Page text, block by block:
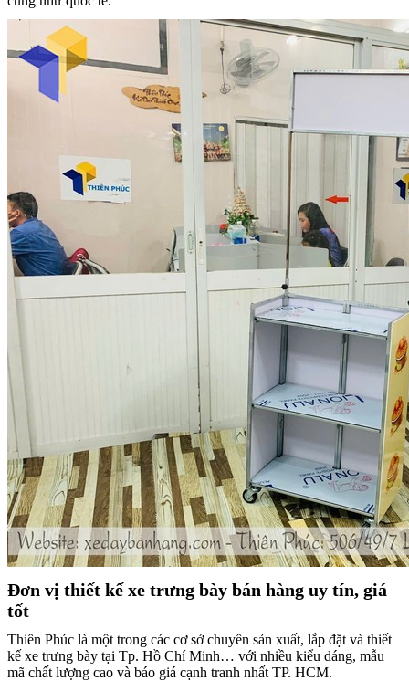
Đơn vị thiết kế xe trưng bày bán hàng uy tín, giá
tốt
Thiên Phúc là một trong các cơ sở chuyên sản xuất, lắp đặt và thiết
kế xe trưng bày tại Tp. Hồ Chí Minh… với nhiều kiểu dáng, mẫu
mã chất lượng cao và báo giá cạnh tranh nhất TP. HCM.